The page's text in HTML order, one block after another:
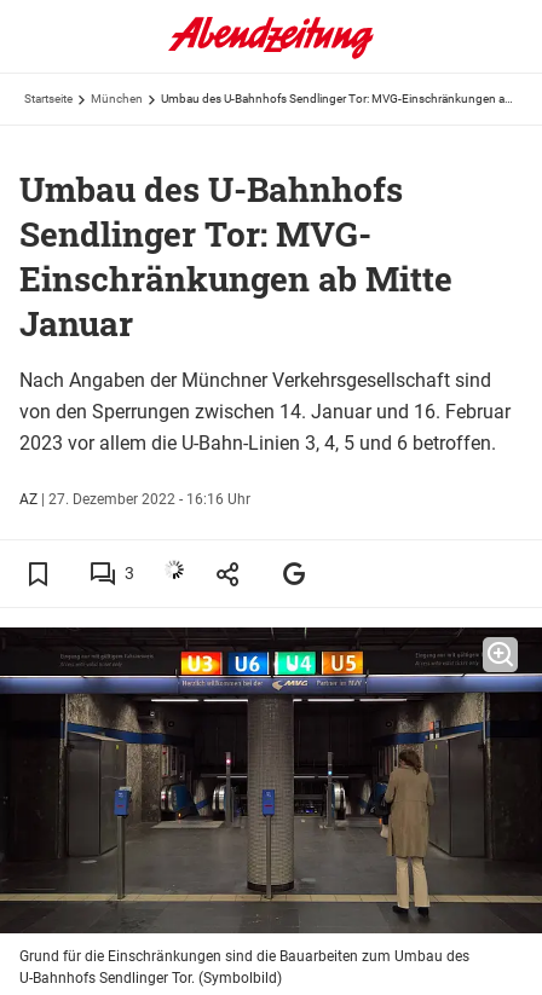
Startseite München
Umbau des U-Bahnhofs
Sendlinger Tor: MVG-
Einschränkungen ab Mitte
Januar
Nach Angaben der Münchner Verkehrsgesellschaft sind
von den Sperrungen zwischen 14. Januar und 16. Februar
2023 vor allem die U-Bahn-Linien 3, 4, 5 und 6 betroffen.
AZ | 27. Dezember 2022 - 16:16 Uhr
3
Grund für die Einschränkungen sind die Bauarbeiten zum Umbau des
U-Bahnhofs Sendlinger Tor. (Symbolbild)